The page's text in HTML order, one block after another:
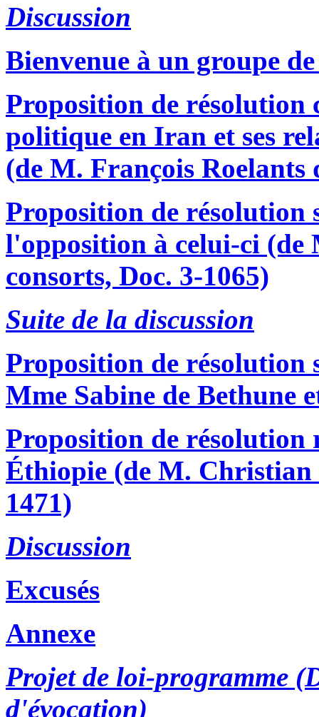
Discussion
Bienvenue à un groupe
Proposition de résolution
politique en Iran et ses
(de M. François Roelants
Proposition de résolution
l'opposition à celui-ci (de
consorts, Doc. 3-1065)
Suite de la discussion
Proposition de résolution
Mme Sabine de Bethune
Proposition de résolution
Éthiopie (de M. Christian
1471)
Discussion
Excusés
Annexe
Projet de loi-programme
d'évocation)